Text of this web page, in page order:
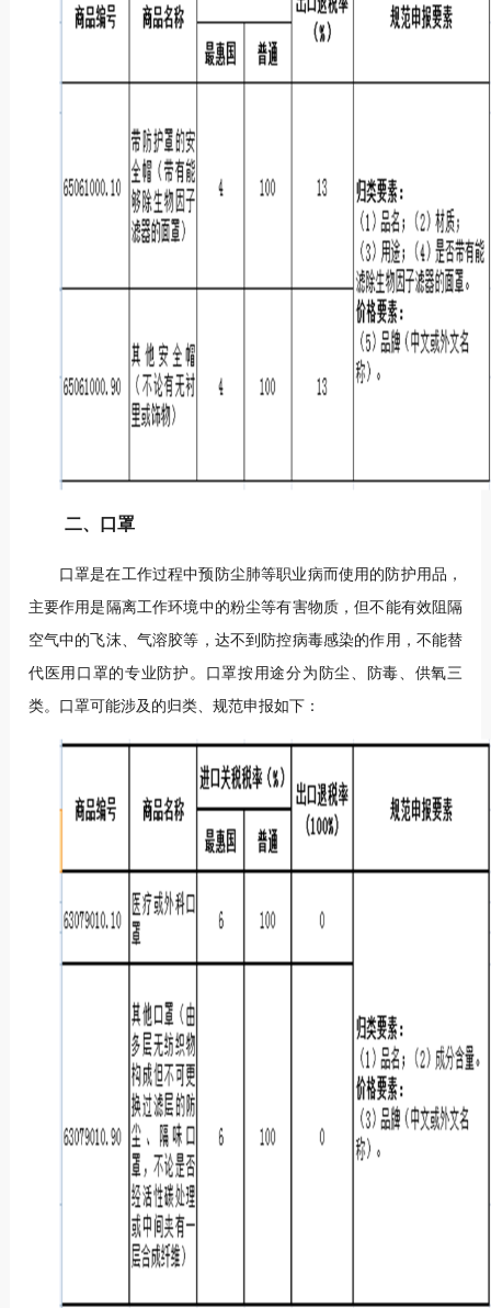
二、口罩
口罩是在工作过程中预防尘肺等职业病而使用的防护用品，
主要作用是隔离工作环境中的粉尘等有害物质，但不能有效阻隔
空气中的飞沫、气溶胶等，达不到防控病毒感染的作用，不能替
代医用口罩的专业防护。口罩按用途分为防尘、防毒、供氧三
类。口罩可能涉及的归类、规范申报如下：